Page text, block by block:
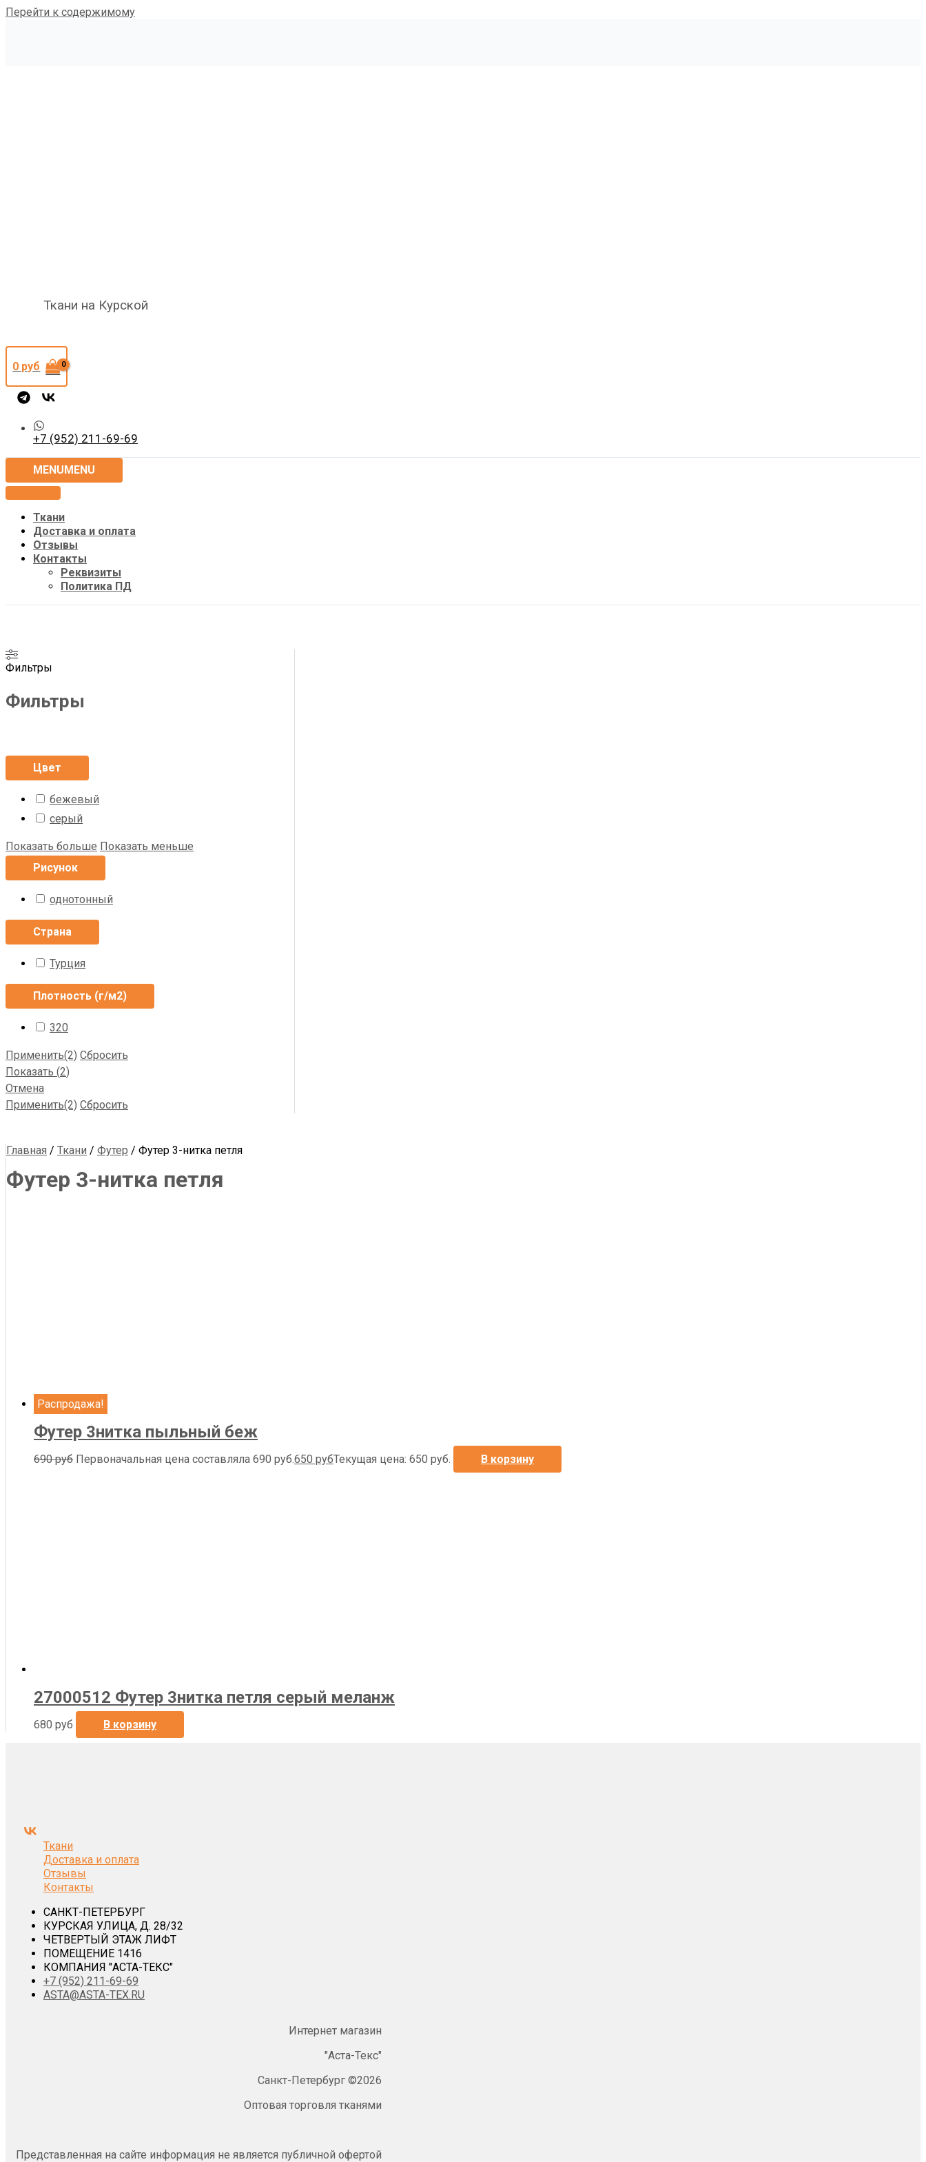
Перейти к содержимому
Ткани на Курской
0 руб
+7 (952) 211-69-69
MENUMENU
Ткани
Доставка и оплата
Отзывы
Контакты
Реквизиты
Политика ПД
Фильтры
Фильтры
Цвет
бежевый
серый
Показать больше Показать меньше
Рисунок
однотонный
Страна
Турция
Плотность (г/м2)
320
Применить(2) Сбросить
Показать (2)
Отмена
Применить(2) Сбросить
Главная / Ткани / Футер / Футер 3-нитка петля
Футер 3-нитка петля
Распродажа!
Футер 3нитка пыльный беж
690руб Первоначальная цена составляла 690 руб.650 рубТекущая цена: 650 руб. В корзину
27000512 Футер 3нитка петля серый меланж
680 руб В корзину
Ткани
Доставка и оплата
Отзывы
Контакты
САНКТ-ПЕТЕРБУРГ
КУРСКАЯ УЛИЦА, Д. 28/32
ЧЕТВЕРТЫЙ ЭТАЖ ЛИФТ
ПОМЕЩЕНИЕ 1416
КОМПАНИЯ "АСТА-ТЕКС"
+7 (952) 211-69-69
ASTA@ASTA-TEX.RU
Интернет магазин
"Аста-Текс"
Санкт-Петербург ©2026
Оптовая торговля тканями
Представленная на сайте информация не является публичной офертой